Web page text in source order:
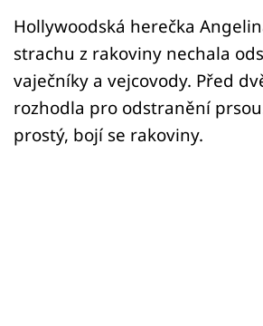
Youtubeři
Virály
Sex a vztahy
Hollywoodská herečka
strachu z rakoviny nechala
vaječníky a vejcovody. Před
rozhodla pro odstranění
prostý, bojí se rakoviny.